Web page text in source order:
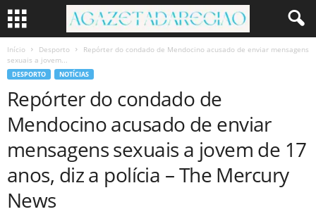
Início Desporto
Repórter do condado de Mendocino acusado de enviar mensagens
sexuais a jovem...
DESPORTO NOTÍCIAS
Repórter do condado de
Mendocino acusado de enviar
mensagens sexuais a jovem de 17
anos, diz a polícia – The Mercury
News